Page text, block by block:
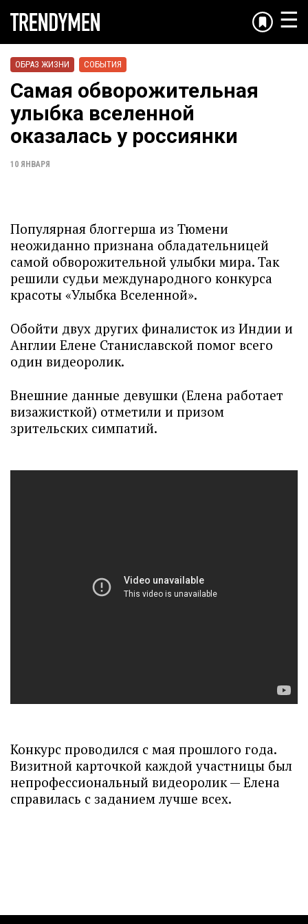
☰
ОБРАЗ ЖИЗНИ СОБЫТИЯ
Самая обворожительная
улыбка вселенной
оказалась у россиянки
10 ЯНВАРЯ
Популярная блоггерша из Тюмени
неожиданно признана обладательницей
самой обворожительной улыбки мира. Так
решили судьи международного конкурса
красоты «Улыбка Вселенной».
Обойти двух других финалисток из Индии и
Англии Елене Станиславской помог всего
один видеоролик.
Внешние данные девушки (Елена работает
визажисткой) отметили и призом
зрительских симпатий.
Конкурс проводился с мая прошлого года.
Визитной карточкой каждой участницы был
непрофессиональный видеоролик — Елена
справилась с заданием лучше всех.